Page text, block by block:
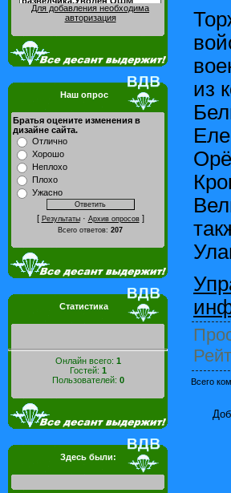
Для добавления необходима
авторизация
Наш опрос
Братья оцените изменения в
дизайне сайта.
Отлично
Хорошо
Неплохо
Плохо
Ужасно
[ Результаты· Архив опросов]
Всего ответов: 207
Статистика
Онлайн всего: 1
Гостей: 1
Пользователей: 0
Здесь были:
из
Всего